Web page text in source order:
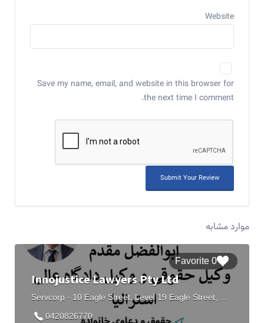
Website
Save my name, email, and website in this browser for
the next time I comment.
موارد مشابه
0 Favorite
Innojustice Lawyers Pty Ltd
0420826770